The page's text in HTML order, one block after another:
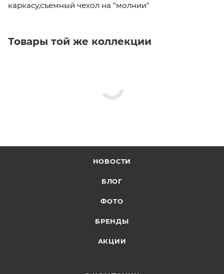
каркасу,съемный чехол на "молнии"
Товары той же коллекции
НОВОСТИ
БЛОГ
ФОТО
БРЕНДЫ
АКЦИИ